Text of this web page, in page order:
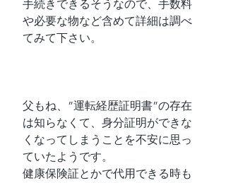
手続きできるそうなので、手数料
や必要な物など含めて詳細は調べ
てみて下さい。
父もね、”運転経歴証明書”の存在
は知らなくて、身分証明ができな
くなってしまうことを不安に思っ
ていたようです。
健康保険証とかで代用できる時も